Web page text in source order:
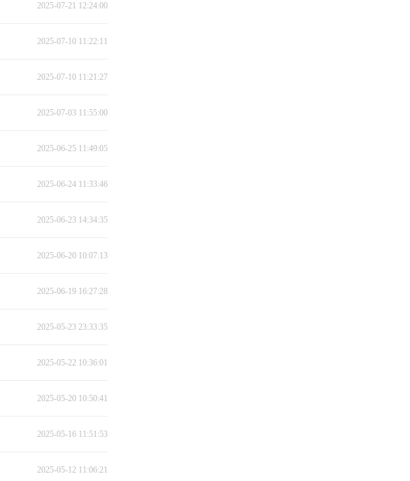
2025-07-21 12:24:00
2025-07-10 11:22:11
2025-07-10 11:21:27
2025-07-03 11:55:00
2025-06-25 11:49:05
2025-06-24 11:33:46
2025-06-23 14:34:35
2025-06-20 10:07:13
2025-06-19 16:27:28
2025-05-23 23:33:35
2025-05-22 10:36:01
2025-05-20 10:50:41
2025-05-16 11:51:53
2025-05-12 11:06:21